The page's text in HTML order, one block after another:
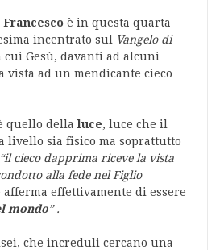
Francesco è in questa quarta
incentrato sul Vangelo di
cui Gesù, davanti ad alcuni
vista ad un mendicante cieco
quello dellaluce, luce che il
livello sia fisico ma soprattutto
“il cieco dapprima riceve la vista
alla fedenel Figlio
effettivamente di essere
mondo”.
che increduli cercano una